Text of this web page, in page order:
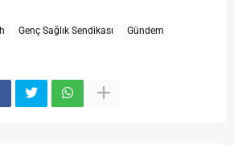
Genç Sağlık Sendikası
Gündem